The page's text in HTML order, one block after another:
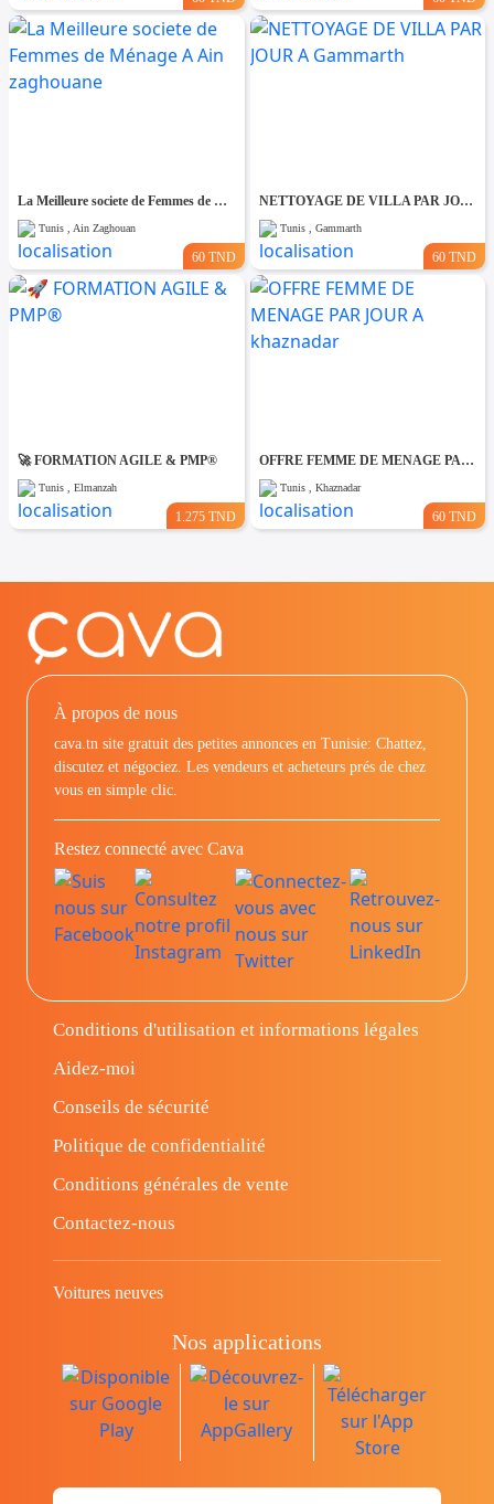
La Meilleure societe de Femmes de Ménage A Ain zaghouane
Tunis , Ain Zaghouan
60 TND
NETTOYAGE DE VILLA PAR JOUR A Gammarth
Tunis , Gammarth
60 TND
🚀 FORMATION AGILE & PMP®
Tunis , Elmanzah
1.275 TND
OFFRE FEMME DE MENAGE PAR JOUR A khaznadar
Tunis , Khaznadar
60 TND
À propos de nous
cava.tn site gratuit des petites annonces en Tunisie: Chattez,
discutez et négociez. Les vendeurs et acheteurs prés de chez
vous en simple clic.
Restez connecté avec Cava
Conditions d'utilisation et informations légales
Aidez-moi
Conseils de sécurité
Politique de confidentialité
Conditions générales de vente
Contactez-nous
Voitures neuves
Nos applications